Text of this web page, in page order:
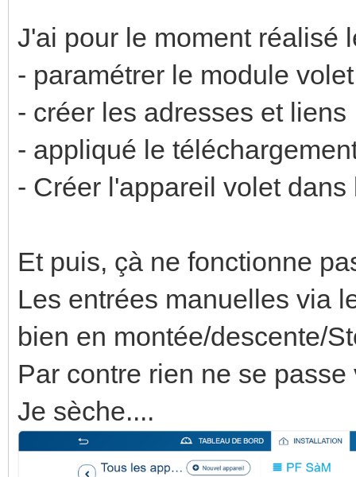
J'ai pour le moment réalisé
- paramétrer le module volet
- créer les adresses et liens
- appliqué le
- Créer l'appareil volet
Et puis, çà ne fonctionne
Les entrées manuelles via
bien en montée/descente/
Par contre rien ne se
Je sèche....